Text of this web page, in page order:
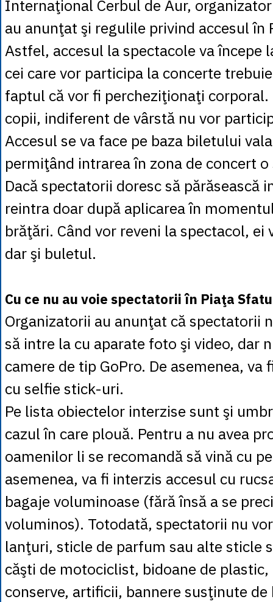
Internaţional Cerbul de Aur,
au anunţat şi regulile privind accesul în
Astfel, accesul la spectacole va începe
cei care vor participa la concerte
faptul că vor fi percheziţionaţi corporal.
copii, indiferent de vârstă nu vor
Accesul se va face pe baza biletului
permiţând intrarea în zona de concert
Dacă spectatorii doresc să părăsească
reintra doar după aplicarea în
brăţări. Când vor reveni la spectacol, ei
dar şi buletul.
Cu ce nu au voie spectatorii în Piaţa
Organizatorii au anunţat că spectatorii
să intre la cu aparate foto şi video, dar
camere de tip GoPro. De asemenea, va
cu selfie stick-uri.
Pe lista obiectelor interzise sunt şi
cazul în care plouă. Pentru a nu avea
oamenilor li se recomandă să vină cu
asemenea, va fi interzis accesul cu
bagaje voluminoase (fără însă a se
voluminos). Totodată, spectatorii nu
lanţuri, sticle de parfum sau alte sticle
căşti de motociclist, bidoane de
conserve, artificii, bannere susţinute